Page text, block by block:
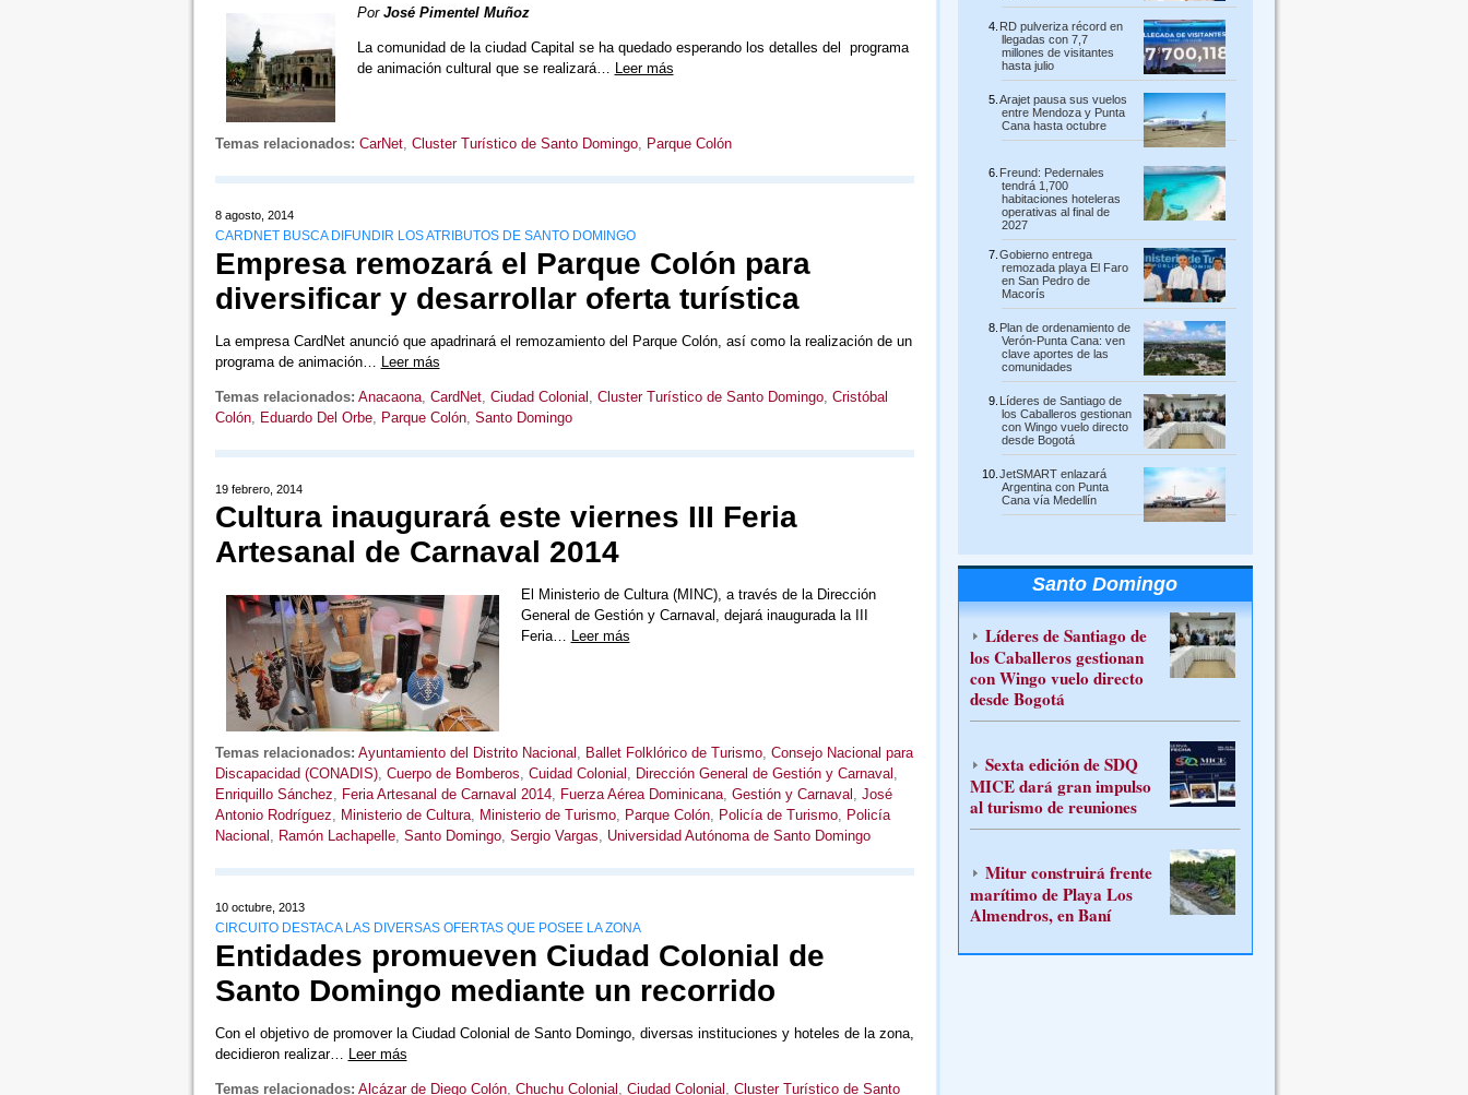
Por José Pimentel Muñoz
La comunidad de la ciudad Capital se ha quedado esperando los detalles del programa
de animación cultural que se realizará… Leer más
Temas relacionados: CarNet, Cluster Turístico de Santo Domingo, Parque Colón
8 agosto, 2014
CARDNET BUSCA DIFUNDIR LOS ATRIBUTOS DE SANTO DOMINGO
Empresa remozará el Parque Colón para
diversificar y desarrollar oferta turística
La empresa CardNet anunció que apadrinará el remozamiento del Parque Colón, así como la realización de un
programa de animación… Leer más
Temas relacionados: Anacaona, CardNet, Ciudad Colonial , Cluster Turístico de Santo Domingo, Cristóbal
Colón, Eduardo Del Orbe, Parque Colón, Santo Domingo
19 febrero, 2014
Cultura inaugurará este viernes III Feria
Artesanal de Carnaval 2014
El Ministerio de Cultura (MINC), a través de la Dirección
General de Gestión y Carnaval, dejará inaugurada la III
Feria… Leer más
Temas relacionados: Ayuntamiento del Distrito Nacional , Ballet Folklórico de Turismo, Consejo Nacional para
Discapacidad (CONADIS), Cuerpo de Bomberos, Cuidad Colonial , Dirección General de Gestión y Carnaval ,
Enriquillo Sánchez, Feria Artesanal de Carnaval 2014, Fuerza Aérea Dominicana, Gestión y Carnaval , José
Antonio Rodríguez, Ministerio de Cultura, Ministerio de Turismo, Parque Colón, Policía de Turismo, Policía
Nacional , Ramón Lachapelle, Santo Domingo, Sergio Vargas, Universidad Autónoma de Santo Domingo
10 octubre, 2013
CIRCUITO DESTACA LAS DIVERSAS OFERTAS QUE POSEE LA ZONA
Entidades promueven Ciudad Colonial de
Santo Domingo mediante un recorrido
Con el objetivo de promover la Ciudad Colonial de Santo Domingo, diversas instituciones y hoteles de la zona,
decidieron realizar… Leer más
Temas relacionados: Alcázar de Diego Colón, Chuchu Colonial , Ciudad Colonial , Cluster Turístico de Santo
RD pulveriza récord en
llegadas con 7,7
millones de visitantes
hasta julio
Arajet pausa sus vuelos
entre Mendoza y Punta
Cana hasta octubre
Freund: Pedernales
tendrá 1,700
habitaciones hoteleras
operativas al final de
2027
Gobierno entrega
remozada playa El Faro
en San Pedro de
Macorís
Plan de ordenamiento de
Verón-Punta Cana: ven
clave aportes de las
comunidades
Líderes de Santiago de
los Caballeros gestionan
con Wingo vuelo directo
desde Bogotá
JetSMART enlazará
Argentina con Punta
Cana vía Medellín
Santo Domingo
Líderes de Santiago de
los Caballeros gestionan
con Wingo vuelo directo
desde Bogotá
Sexta edición de SDQ
MICE dará gran impulso
al turismo de reuniones
Mitur construirá frente
marítimo de Playa Los
Almendros, en Baní